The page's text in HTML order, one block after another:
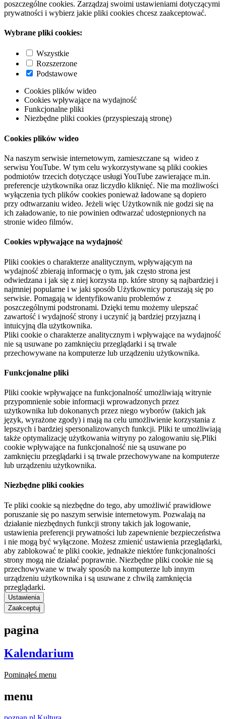
poszczególne cookies. Zarządzaj swoimi ustawieniami dotyczącymi
prywatności i wybierz jakie pliki cookies chcesz zaakceptować.
Wybrane pliki cookies:
Wszystkie
Rozszerzone
Podstawowe
Cookies plików wideo
Cookies wpływające na wydajność
Funkcjonalne pliki
Niezbędne pliki cookies (przyspieszają stronę)
Cookies plików wideo
Na naszym serwisie internetowym, zamieszczane są wideo z
serwisu YouTube. W tym celu wykorzystywane są pliki cookies
podmiotów trzecich dotyczące usługi YouTube zawierające m.in.
preferencje użytkownika oraz liczydło kliknięć. Nie ma możliwości
wyłączenia tych plików cookies ponieważ ładowane są dopiero
przy odtwarzaniu wideo. Jeżeli więc Użytkownik nie godzi się na
ich załadowanie, to nie powinien odtwarzać udostępnionych na
stronie wideo filmów.
Cookies wpływające na wydajność
Pliki cookies o charakterze analitycznym, wpływającym na
wydajność zbierają informację o tym, jak często strona jest
odwiedzana i jak się z niej korzysta np. które strony są najbardziej i
najmniej popularne i w jaki sposób Użytkownicy poruszają się po
serwisie. Pomagają w identyfikowaniu problemów z
poszczególnymi podstronami. Dzięki temu możemy ulepszać
zawartość i wydajność strony i uczynić ją bardziej przyjazną i
intuicyjną dla użytkownika.
Pliki cookie o charakterze analitycznym i wpływające na wydajność
nie są usuwane po zamknięciu przeglądarki i są trwale
przechowywane na komputerze lub urządzeniu użytkownika.
Funkcjonalne pliki
Pliki cookie wpływające na funkcjonalność umożliwiają witrynie
przypomnienie sobie informacji wprowadzonych przez
użytkownika lub dokonanych przez niego wyborów (takich jak
język, wyrażone zgody) i mają na celu umożliwienie korzystania z
lepszych i bardziej spersonalizowanych funkcji. Pliki te umożliwiają
także optymalizację użytkowania witryny po zalogowaniu się.Pliki
cookie wpływające na funkcjonalność nie są usuwane po
zamknięciu przeglądarki i są trwale przechowywane na komputerze
lub urządzeniu użytkownika.
Niezbędne pliki cookies
Te pliki cookie są niezbędne do tego, aby umożliwić prawidłowe
poruszanie się po naszym serwisie internetowym. Pozwalają na
działanie niezbędnych funkcji strony takich jak logowanie,
ustawienia preferencji prywatności lub zapewnienie bezpieczeństwa
i nie mogą być wyłączone. Możesz zmienić ustawienia przeglądarki,
aby zablokować te pliki cookie, jednakże niektóre funkcjonalności
strony mogą nie działać poprawnie. Niezbędne pliki cookie nie są
przechowywane w trwały sposób na komputerze lub innym
urządzeniu użytkownika i są usuwane z chwilą zamknięcia
przeglądarki.
Ustawienia
Zaakceptuj
pagina
Kalendarium
Pominąłeś menu
menu